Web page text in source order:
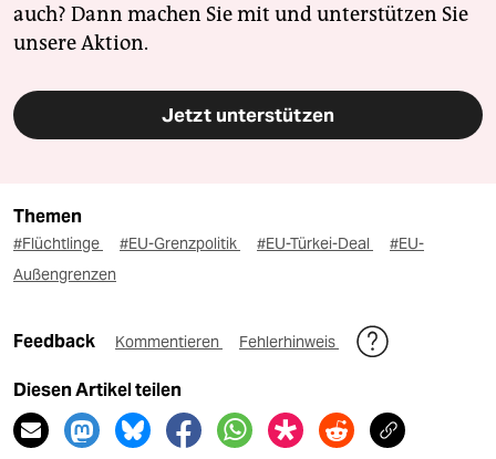
auch? Dann machen Sie mit und unterstützen Sie
unsere Aktion.
Jetzt unterstützen
Themen
#Flüchtlinge #EU-Grenzpolitik #EU-Türkei-Deal
#EU-
Außengrenzen
Feedback Kommentieren Fehlerhinweis
Diesen Artikel teilen